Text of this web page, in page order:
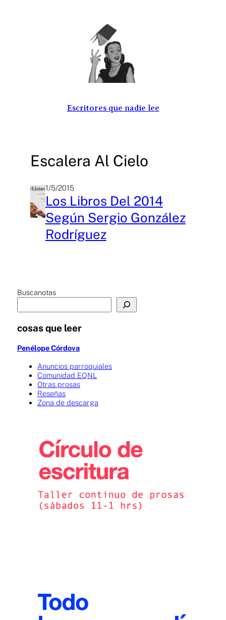
Escritores que nadie lee
Escalera Al Cielo
1/5/2015
Los Libros Del 2014
Según Sergio González
Rodríguez
Buscanotas
cosas que leer
Penélope Córdova
Anuncios parroquiales
Comunidad EQNL
Otras prosas
Reseñas
Zona de descarga